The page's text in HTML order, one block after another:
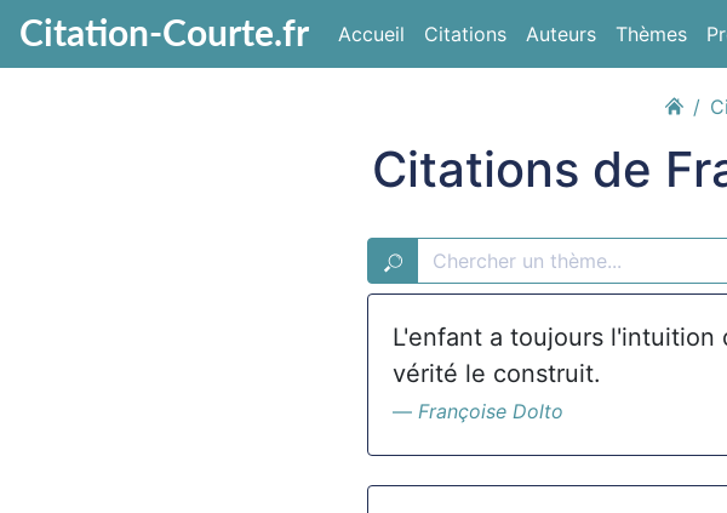
Citation-Courte.fr Accueil Citations Auteurs Thèmes
Citations de
L'enfant a toujours
vérité le construit.
Françoise Dolto